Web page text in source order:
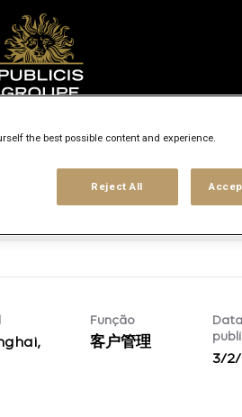
access_time
Local de trabalho Localizações
Função
客户管理
3/2/
the best possible content and experience.
Reject All